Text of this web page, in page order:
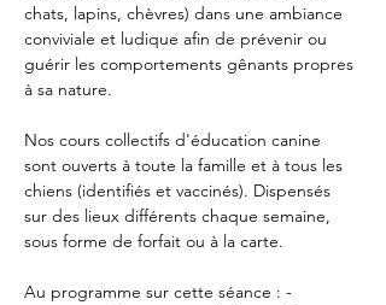
chats, lapins, chèvres) dans une ambiance
conviviale et ludique afin de prévenir ou
guérir les comportements gênants propres
à sa nature.
Nos cours collectifs d'éducation canine
sont ouverts à toute la famille et à tous les
chiens (identifiés et vaccinés). Dispensés
sur des lieux différents chaque semaine,
sous forme de forfait ou à la carte.
Au programme sur cette séance : -